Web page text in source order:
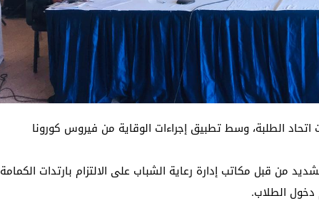
اتحاد الطلبة، وسط تطبيق إجراءات الوقاية من فيروس كورونا
من قبل مكاتب إدارة رعاية الشباب على الالتزام بارتدات الكمامة
دخول الطلاب.